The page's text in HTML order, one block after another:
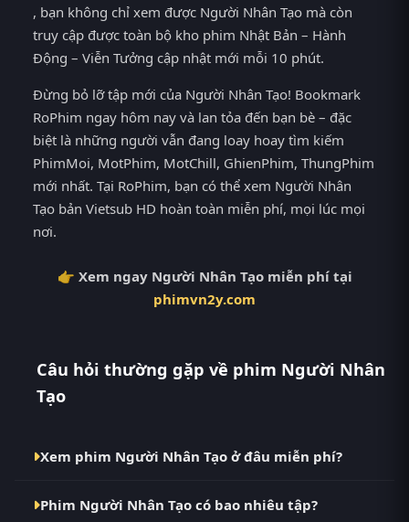
, bạn không chỉ xem được Người Nhân Tạo mà còn
truy cập được toàn bộ kho phim Nhật Bản – Hành
Động – Viễn Tưởng cập nhật mới mỗi 10 phút.
Đừng bỏ lỡ tập mới của Người Nhân Tạo! Bookmark
RoPhim ngay hôm nay và lan tỏa đến bạn bè – đặc
biệt là những người vẫn đang loay hoay tìm kiếm
PhimMoi, MotPhim, MotChill, GhienPhim, ThungPhim
mới nhất. Tại RoPhim, bạn có thể xem Người Nhân
Tạo bản Vietsub HD hoàn toàn miễn phí, mọi lúc mọi
nơi.
👉 Xem ngay Người Nhân Tạo miễn phí tại
phimvn2y.com
Câu hỏi thường gặp về phim Người Nhân
Tạo
Xem phim Người Nhân Tạo ở đâu miễn phí?
miễn phí tại RoPhim (phimvn2y.com) — không
Phim Người Nhân Tạo có bao nhiêu tập?